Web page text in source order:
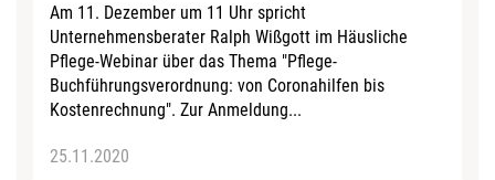
Am 11. Dezember um 11 Uhr spricht
Unternehmensberater Ralph Wißgott im Häusliche
Pflege-Webinar über das Thema "Pflege-
Buchführungsverordnung: von Coronahilfen bis
Kostenrechnung". Zur Anmeldung...
25.11.2020